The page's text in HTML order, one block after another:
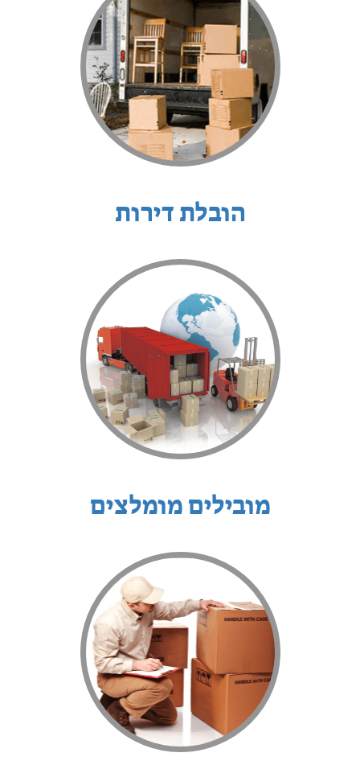
הובלת דירות
מובילים מומלצים